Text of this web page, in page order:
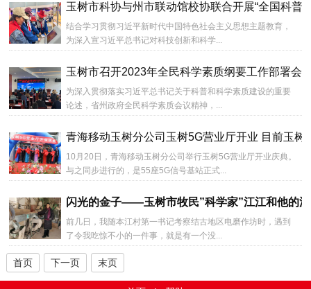
玉树市科协与州市联动馆校协联合开展“全国科普
结合学习贯彻习近平新时代中国特色社会主义思想主题教育，
为深入宣习近平总书记对科技创新和科学...
玉树市召开2023年全民科学素质纲要工作部署会
为深入贯彻落实习近平总书记关于科普和科学素质建设的重要
论述，省州政府全民科学素质会议精神，...
青海移动玉树分公司玉树5G营业厅开业 目前玉树
10月20日，青海移动玉树分公司举行玉树5G营业厅开业庆典。
与之同步进行的，是55座5G信号基站正式...
闪光的金子——玉树市牧民”科学家”江江和他的
前几日，我随本江村第一书记考察结古地区电磨作坊时，遇到
了令我吃惊不小的一件事，就是有一个没...
首页 下一页 末页